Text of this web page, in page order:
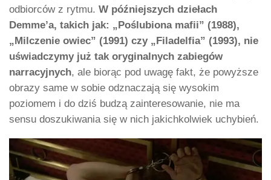
odbiorców z rytmu. W późniejszych dziełach
Demme’a, takich jak: „Poślubiona mafii” (1988),
„Milczenie owiec” (1991) czy „Filadelfia” (1993), nie
uświadczymy już tak oryginalnych zabiegów
narracyjnych, ale biorąc pod uwagę fakt, że powyższe
obrazy same w sobie odznaczają się wysokim
poziomem i do dziś budzą zainteresowanie, nie ma
sensu doszukiwania się w nich jakichkolwiek uchybień.